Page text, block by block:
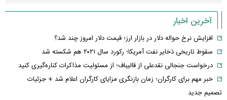
آخرین اخبار
افزایش نرخ حواله دلار در بازار ارز؛ قیمت دلار امروز چند شد؟
سقوط تاریخی ذخایر نفت آمریکا؛ رکورد سال ۲۰۲۱ هم شکسته شد
درخواست جنجالی نقدعلی از قالیباف؛ از مسئولیت مذاکرات کناره‌گیری کنید
خبر مهم برای کارگران؛ زمان بازنگری مزایای کارگران اعلام شد + جزئیات
تصمیم جدید